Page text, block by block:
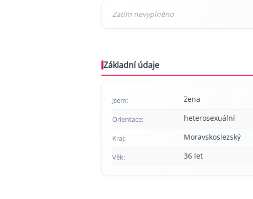
Základní údaje
Jsem: žena
Orientace: heterosexuální
Kraj: Moravskoslezský
Věk: 36 let